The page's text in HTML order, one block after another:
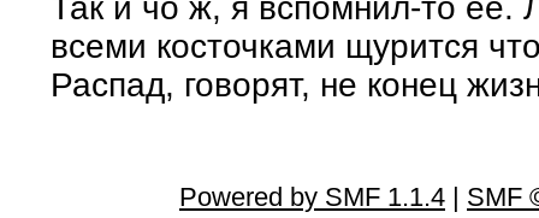
Так и чо ж, я вспомнил-то её.
всеми косточками щурится
Распад, говорят, не конец
Powered by SMF 1.1.4 | SMF